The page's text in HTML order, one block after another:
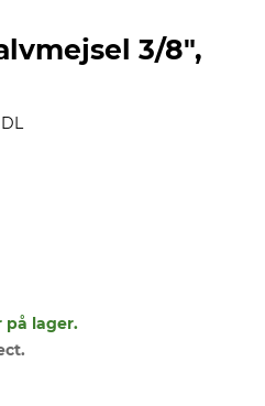
3/8",
på lager.